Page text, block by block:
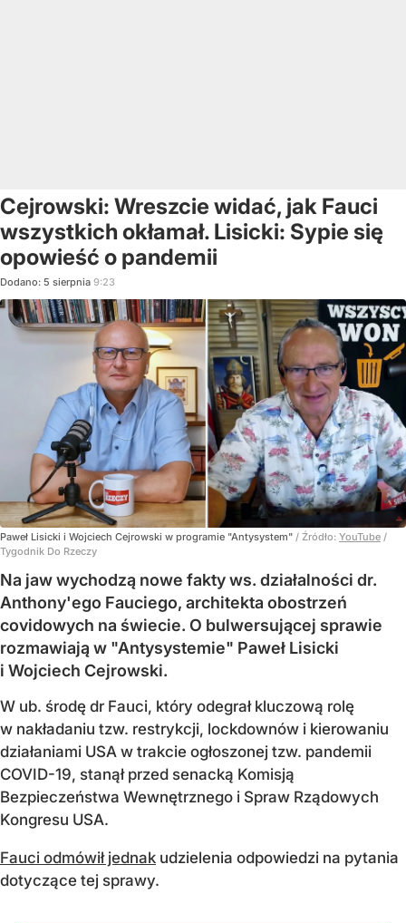
Cejrowski: Wreszcie widać, jak Fauci
wszystkich okłamał. Lisicki: Sypie się
opowieść o pandemii
Dodano: 5 sierpnia 9:23
Paweł Lisicki i Wojciech Cejrowski w programie "Antysystem" / Źródło: YouTube /
Tygodnik Do Rzeczy
Na jaw wychodzą nowe fakty ws. działalności dr.
Anthony'ego Fauciego, architekta obostrzeń
covidowych na świecie. O bulwersującej sprawie
rozmawiają w "Antysystemie" Paweł Lisicki
i Wojciech Cejrowski.
W ub. środę dr Fauci, który odegrał kluczową rolę
w nakładaniu tzw. restrykcji, lockdownów i kierowaniu
działaniami USA w trakcie ogłoszonej tzw. pandemii
COVID-19, stanął przed senacką Komisją
Bezpieczeństwa Wewnętrznego i Spraw Rządowych
Kongresu USA.
Fauci odmówił jednak udzielenia odpowiedzi na pytania
dotyczące tej sprawy.